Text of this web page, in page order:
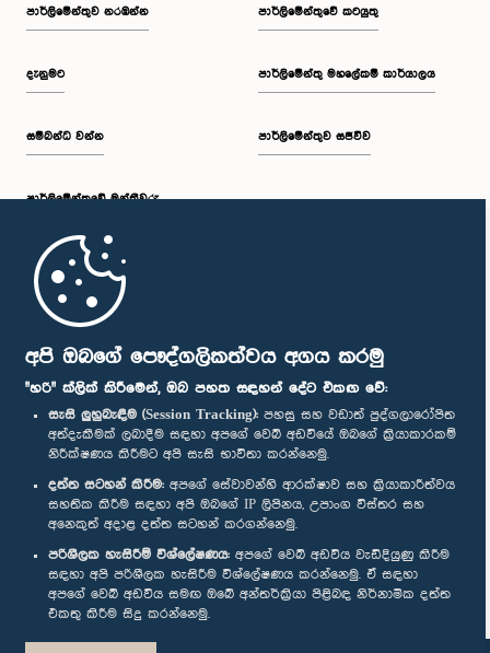
අපි ඔබගේ පෞද්ගලිකත්වය අගය කරමු
"හරි" ක්ලික් කිරීමෙන්, ඔබ පහත සඳහන් දේට එකඟ වේ:
සැසි ලුහුබැඳීම (Session Tracking): පහසු සහ වඩාත් පුද්ගලාරෝපිත
අත්දැකීමක් ලබාදීම සඳහා අපගේ වෙබ් අඩවියේ ඔබගේ ක්‍රියාකාරකම්
නිරීක්ෂණය කිරීමට අපි සැසි භාවිතා කරන්නෙමු.
දත්ත සටහන් කිරීම: අපගේ සේවාවන්හි ආරක්ෂාව සහ ක්‍රියාකාරීත්වය
සහතික කිරීම සඳහා අපි ඔබගේ IP ලිපිනය, උපාංග විස්තර සහ
අනෙකුත් අදාළ දත්ත සටහන් කරගන්නෙමු.
පරිශීලක හැසිරීම් විශ්ලේෂණය: අපගේ වෙබ් අඩවිය වැඩිදියුණු කිරීම
සඳහා අපි පරිශීලක හැසිරීම විශ්ලේෂණය කරන්නෙමු. ඒ සඳහා
අපගේ වෙබ් අඩවිය සමඟ ඔබේ අන්තර්ක්‍රියා පිළිබඳ නිර්නාමික දත්ත
එකතු කිරීම සිදු කරන්නෙමු.
පාර්ලි‌මේන්තුව නරඹන්න
දැනුමට
සම්බන්ධ වන්න
පාර්ලි‌මේන්තුවේ මන්ත්‍රීවරු
මුල් පිටුව
පාර්ලිමේන්තුවේ කටයුතු
පාර්ලිමේන්තු මහලේකම් කාර්යාලය
පාර්ලිමේන්තුව සජීවීව
පාර්ලිමේන්තු ජංගම යෙදුම
අප හා සම්බන්ධ වී සිටින්න :
සම්මාන
පෞද්ගලිකත්ව ප්‍රතිපත්තිය